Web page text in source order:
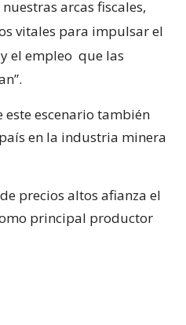
arcas fiscales,
vitales para impulsar el
el empleo que las
escenario también
en la industria minera
precios altos afianza el
principal productor